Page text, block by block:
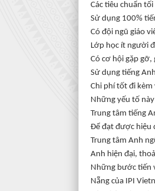
Các tiêu chuẩn
Sử dụng 100%
Có đội ngũ giáo
Lớp học ít người
Có cơ hội gặp
Sử dụng tiếng
Chi phí tốt đi
Những yếu tố
Trung tâm tiếng
Để đạt được hiệu
Trung tâm Anh
Anh hiện đại,
Những bước tiến
Nẵng của IPI